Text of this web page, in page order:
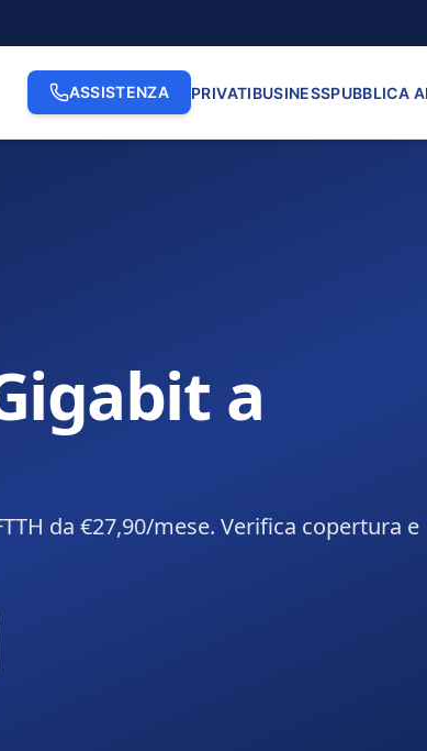
ASSISTENZA PRIVATIBUSINESSPUBBLICA
a
da €27,90/mese. Verifica copertura e